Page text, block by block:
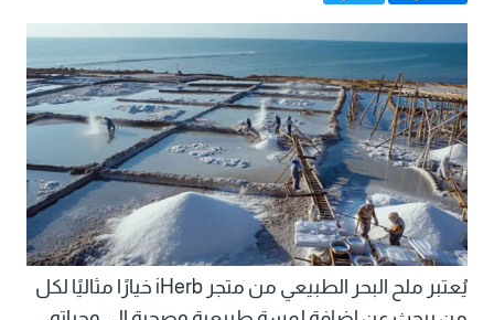
يُعتبر ملح البحر الطبيعي من متجر iHerb خيارًا مثاليًا لكل